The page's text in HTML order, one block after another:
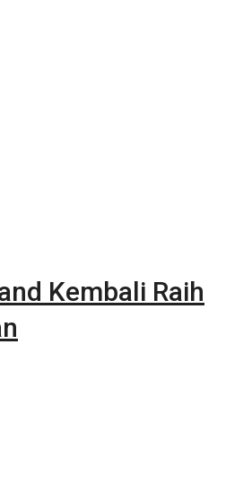
Properti.com
Kembali Raih